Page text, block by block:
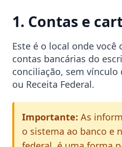
1. Contas e
Este é o local onde você
contas bancárias do
conciliação, sem
ou Receita Federal.
Importante: As
o sistema ao banco e